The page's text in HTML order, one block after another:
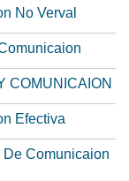
No Verval
COMUNICAION
Efectiva
De Comunicaion